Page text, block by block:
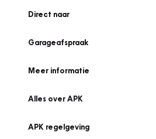
Direct naar
Garageafspraak
Meer informatie
Alles over APK
APK regelgeving